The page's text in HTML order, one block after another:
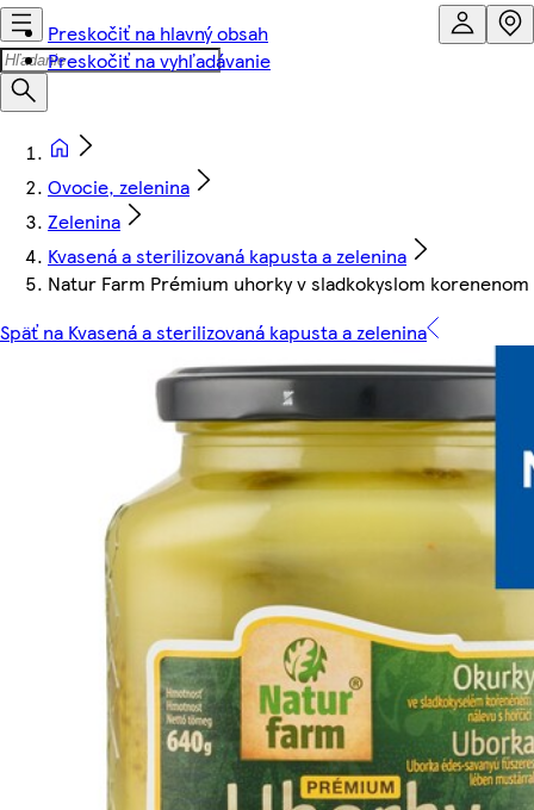
Preskočiť na hlavný obsah
Preskočiť na vyhľadávanie
Ovocie, zelenina
Zelenina
Kvasená a sterilizovaná kapusta a zelenina
Natur Farm Prémium uhorky v sladkokyslom
Späť na Kvasená a sterilizovaná kapusta a zelenina